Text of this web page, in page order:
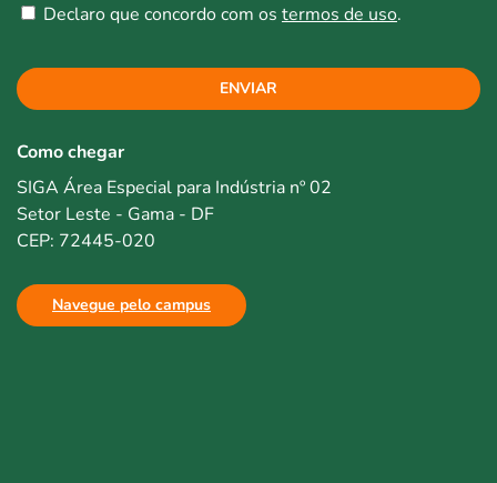
Declaro que concordo com os termos de uso.
ENVIAR
Como chegar
SIGA Área Especial para Indústria nº 02
Setor Leste - Gama - DF
CEP: 72445-020
Navegue pelo campus